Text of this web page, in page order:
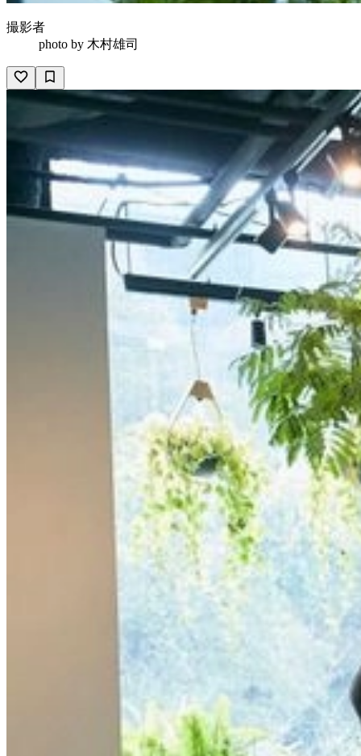
撮影者
photo by 木村雄司